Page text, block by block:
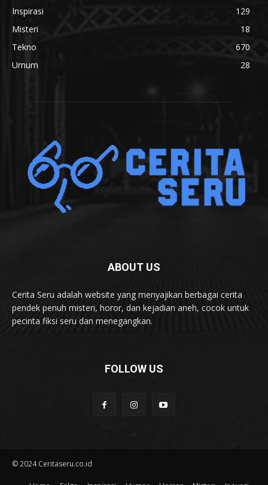
Inspirasi
129
Misteri
18
Tekno
670
Umum
28
ABOUT US
Cerita Seru adalah website yang menyajikan berbagai cerita
pendek penuh misteri, horor, dan kejadian aneh, cocok untuk
pecinta fiksi seru dan menegangkan.
FOLLOW US
© 2024 Ceritaseru.co.id